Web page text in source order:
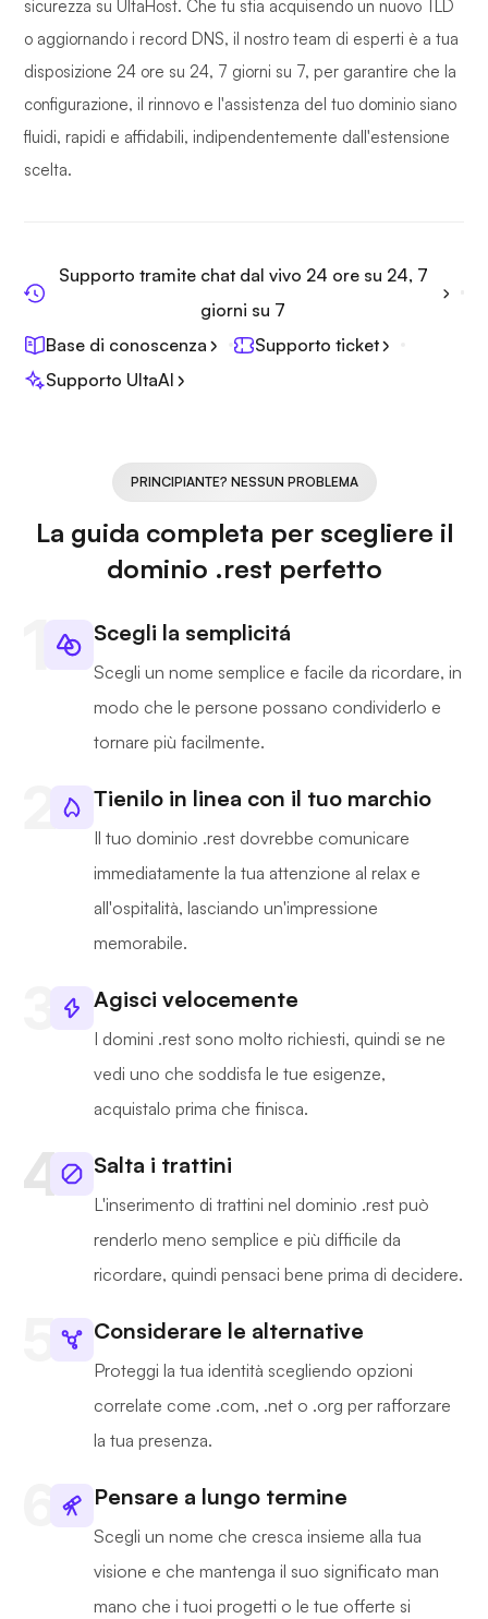
sicurezza su UltaHost. Che tu stia acquisendo un nuovo TLD
o aggiornando i record DNS, il nostro team di esperti è a tua
disposizione 24 ore su 24, 7 giorni su 7, per garantire che la
configurazione, il rinnovo e l'assistenza del tuo dominio siano
fluidi, rapidi e affidabili, indipendentemente dall'estensione
scelta.
Supporto tramite chat dal vivo 24 ore su 24, 7
giorni su 7
Base di conoscenza
Supporto ticket
Supporto UltaAI
PRINCIPIANTE? NESSUN PROBLEMA
La guida completa per scegliere il
dominio .rest perfetto
Scegli la semplicitá
Scegli un nome semplice e facile da ricordare, in
modo che le persone possano condividerlo e
tornare più facilmente.
Tienilo in linea con il tuo marchio
Il tuo dominio .rest dovrebbe comunicare
immediatamente la tua attenzione al relax e
all'ospitalità, lasciando un'impressione
memorabile.
Agisci velocemente
I domini .rest sono molto richiesti, quindi se ne
vedi uno che soddisfa le tue esigenze,
acquistalo prima che finisca.
Salta i trattini
L'inserimento di trattini nel dominio .rest può
renderlo meno semplice e più difficile da
ricordare, quindi pensaci bene prima di decidere.
Considerare le alternative
Proteggi la tua identità scegliendo opzioni
correlate come .com, .net o .org per rafforzare
la tua presenza.
Pensare a lungo termine
Scegli un nome che cresca insieme alla tua
visione e che mantenga il suo significato man
mano che i tuoi progetti o le tue offerte si